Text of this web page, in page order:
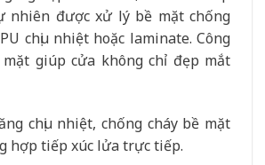
nhiên được xử lý bề mặt chống
chịu nhiệt hoặc laminate. Công
giúp cửa không chỉ đẹp mắt
chịu nhiệt, chống cháy bề mặt
hợp tiếp xúc lửa trực tiếp.